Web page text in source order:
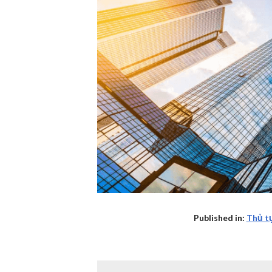
Published in: Thủ